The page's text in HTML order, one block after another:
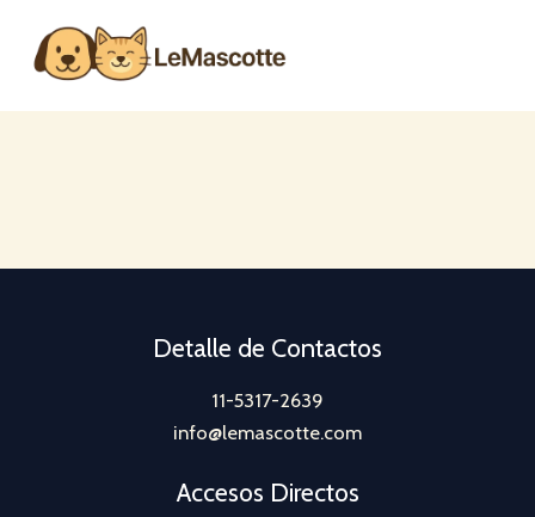
contenido
Detalle de Contactos
11-5317-2639
info@lemascotte.com
Accesos Directos